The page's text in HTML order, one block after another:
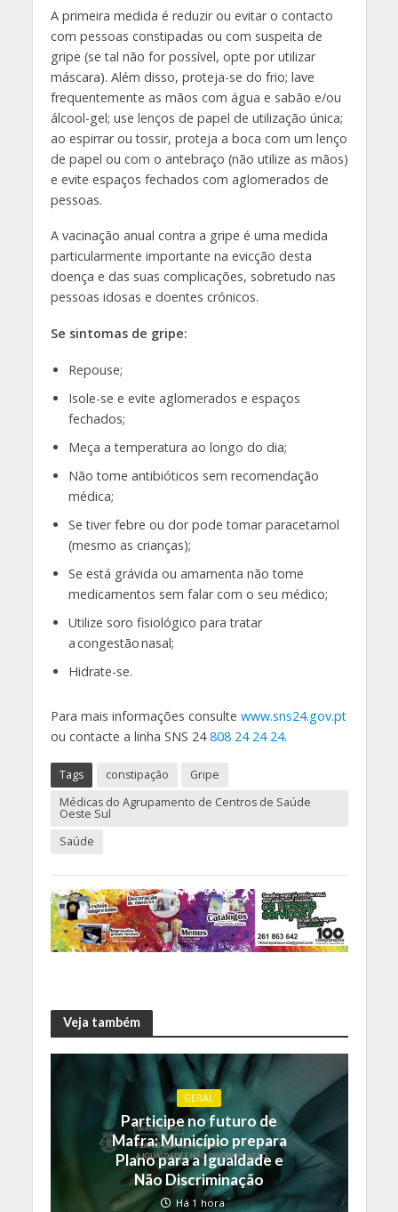
A primeira medida é reduzir ou evitar o contacto
com pessoas constipadas ou com suspeita de
gripe (se tal não for possível, opte por utilizar
máscara). Além disso, proteja-se do frio; lave
frequentemente as mãos com água e sabão e/ou
álcool-gel; use lenços de papel de utilização única;
ao espirrar ou tossir, proteja a boca com um lenço
de papel ou com o antebraço (não utilize as mãos)
e evite espaços fechados com aglomerados de
pessoas.
A vacinação anual contra a gripe é uma medida
particularmente importante na evicção desta
doença e das suas complicações, sobretudo nas
pessoas idosas e doentes crónicos.
Se sintomas de gripe:
Repouse;
Isole-se e evite aglomerados e espaços
fechados;
Meça a temperatura ao longo do dia;
Não tome antibióticos sem recomendação
médica;
Se tiver febre ou dor pode tomar paracetamol
(mesmo as crianças);
Se está grávida ou amamenta não tome
medicamentos sem falar com o seu médico;
Utilize soro fisiológico para tratar
a congestão nasal;
Hidrate-se.
Para mais informações consulte www.sns24.gov.pt
ou contacte a linha SNS 24808 24 24 24.
Tags constipação
Gripe
Médicas do Agrupamento de Centros de Saúde
Oeste Sul
Saúde
Veja também
GERAL
Participe no futuro de
Mafra: Município prepara
Plano para a Igualdade e
Não Discriminação
Há 1 hora